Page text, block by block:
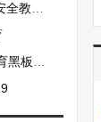
抄报
责任